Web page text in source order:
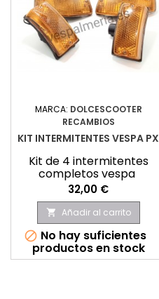
MARCA: DOLCESCOOTER
RECAMBIOS
KIT INTERMITENTES VESPA PX
Kit de 4 intermitentes
completos vespa
Precio
32,00 €
 Añadir al carrito
 No hay suficientes
productos en stock